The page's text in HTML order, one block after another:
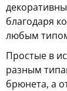
благодаря
любым
Простые в
разным
брюнета, а